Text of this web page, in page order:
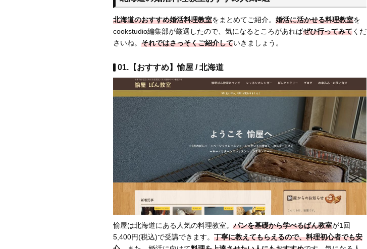
北海道のおすすめ婚活料理教室をまとめてご紹介。 婚活に活かせる料理教室を
cookstudio編集部が厳選したので、気になるところがあればぜひ行ってみてくだ
さいね。 それではさっそくご紹介していきましょう。
01.【おすすめ】愉屋 / 北海道
愉屋は北海道にある人気の料理教室。 パンを基礎から学べるぱん教室が1回
5,400円(税込)で受講できます。 丁寧に教えてもらえるので、料理初心者でも安